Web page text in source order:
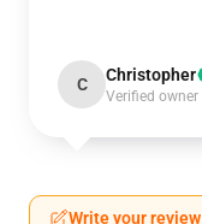
C Christopher
Verified owner
Write your review